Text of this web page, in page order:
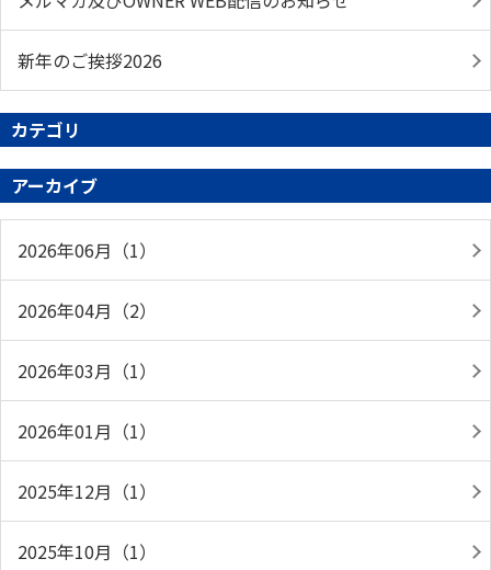
新年のご挨拶2026
カテゴリ
アーカイブ
2026年06月（1）
2026年04月（2）
2026年03月（1）
2026年01月（1）
2025年12月（1）
2025年10月（1）